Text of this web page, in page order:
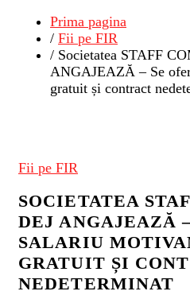
Prima pagina
/ Fii pe FIR
/ Societatea STAFF
ANGAJEAZĂ – Se
gratuit și contract
Fii pe FIR
SOCIETATEA
DEJ ANGAJEAZĂ
SALARIU
GRATUIT ȘI
NEDETERMINAT